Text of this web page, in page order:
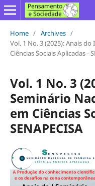
Home / Archives /
Vol. 1 No. 3 (2025): Anais
Ciências Sociais Aplicadas -
Vol. 1 No. 3
Seminário
em Ciências
SENAPECISA